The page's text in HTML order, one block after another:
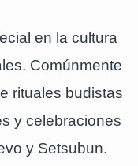
en la cultura
Comúnmente
rituales budistas
y celebraciones
y Setsubun.